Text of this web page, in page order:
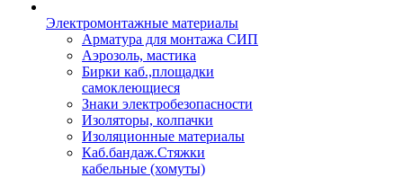
Электромонтажные материалы
Арматура для монтажа СИП
Аэрозоль, мастика
Бирки каб.,площадки
самоклеющиеся
Знаки электробезопасности
Изоляторы, колпачки
Изоляционные материалы
Каб.бандаж.Стяжки
кабельные (хомуты)